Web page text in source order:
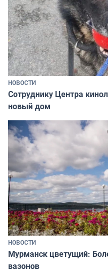
НОВОСТИ
Сотруднику Центра
новый дом
НОВОСТИ
Мурманск цветущий:
вазонов